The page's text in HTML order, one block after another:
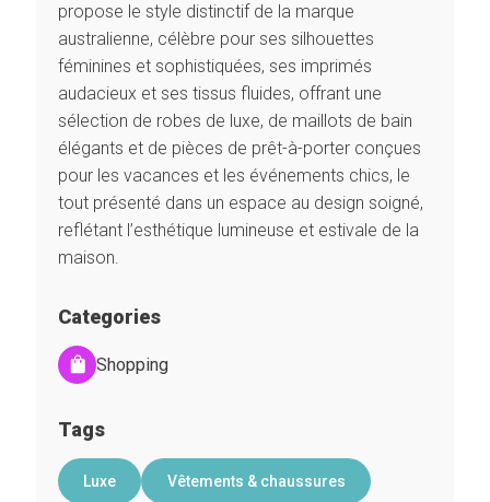
propose le style distinctif de la marque
australienne, célèbre pour ses silhouettes
féminines et sophistiquées, ses imprimés
audacieux et ses tissus fluides, offrant une
sélection de robes de luxe, de maillots de bain
élégants et de pièces de prêt-à-porter conçues
pour les vacances et les événements chics, le
tout présenté dans un espace au design soigné,
reflétant l’esthétique lumineuse et estivale de la
maison.
Categories
Shopping
Tags
Luxe Vêtements & chaussures